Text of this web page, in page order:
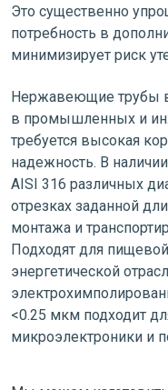
Это существенно
потребность в
минимизирует риск
Нержавеющие трубы в
в промышленных и
требуется высокая
надежность. В
AISI 316 различных
отрезках заданной
монтажа и
Подходят для
энергетической
<0.25 мкм подходит
микроэлектроники и